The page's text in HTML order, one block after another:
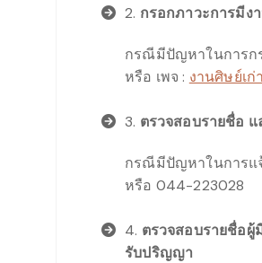
2. กรอกภาวะการมีง
กรณีมีปัญหาในการก
หรือ เพจ : งานศิษย์เ
3. ตรวจสอบรายชื่อ
กรณีมีปัญหาในการแ
หรือ 044-223028
4. ตรวจสอบรายชื่อผู้
รับปริญญา